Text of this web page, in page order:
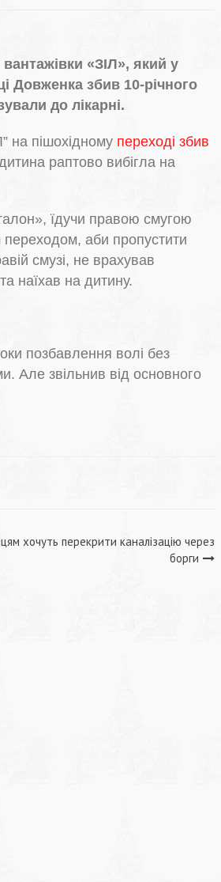
«ЗІЛ», який у
Довженка збив 10-річного
до лікарні.
на пішохідному переході збив
раптово вибігла на
їдучи правою смугою
аби пропустити
смузі, не врахував
наїхав на дитину.
позбавлення волі без
Але звільнив від основного
хочуть перекрити каналізацію через
борги